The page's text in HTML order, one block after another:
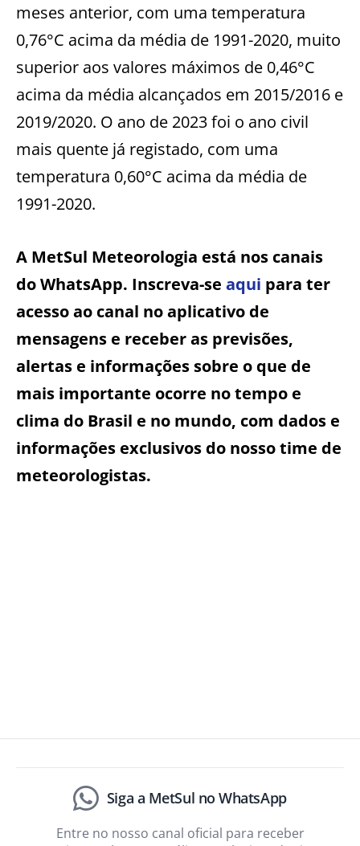
meses anterior, com uma temperatura
0,76°C acima da média de 1991-2020, muito
superior aos valores máximos de 0,46°C
acima da média alcançados em 2015/2016 e
2019/2020. O ano de 2023 foi o ano civil
mais quente já registado, com uma
temperatura 0,60°C acima da média de
1991-2020.
A MetSul Meteorologia está nos canais
do WhatsApp. Inscreva-se aqui para ter
acesso ao canal no aplicativo de
mensagens e receber as previsões,
alertas e informações sobre o que de
mais importante ocorre no tempo e
clima do Brasil e no mundo, com dados e
informações exclusivos do nosso time de
meteorologistas.
Siga a MetSul no WhatsApp
Entre no nosso canal oficial para receber